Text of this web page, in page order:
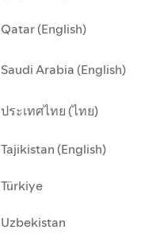
Qatar (English)
Saudi Arabia (English)
ประเทศไทย (ไทย)
Tajikistan (English)
Türkiye
Uzbekistan